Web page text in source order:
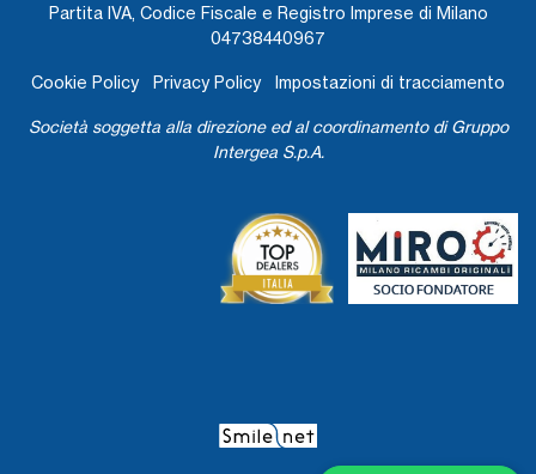
Partita IVA, Codice Fiscale e Registro Imprese di Milano
04738440967
Cookie Policy Privacy Policy Impostazioni di tracciamento
Società soggetta alla direzione ed al coordinamento di Gruppo
Intergea S.p.A.